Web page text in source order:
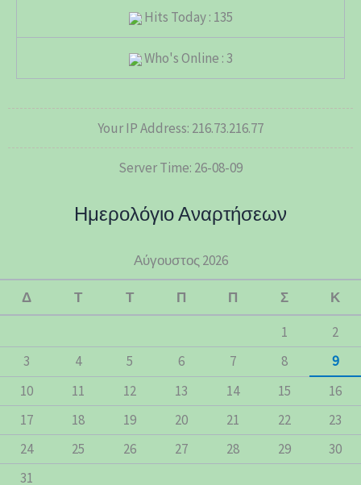
Hits Today : 135
Who's Online : 3
Your IP Address: 216.73.216.77
Server Time: 26-08-09
Ημερολόγιο Αναρτήσεων
Αύγουστος 2026
Δ Τ Τ Π Π Σ
Κ
1
2
3
4 5 6 7 8
9
10
11 12 13 14 15
16
17
18 19 20 21 22
23
24
25 26 27 28 29
30
31